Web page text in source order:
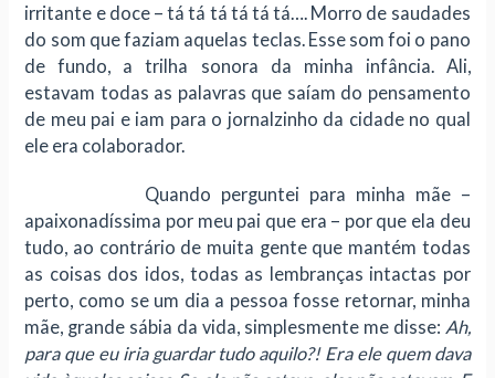
irritante e doce – tá tá tá tá tá tá…. Morro de saudades
do som que faziam aquelas teclas. Esse som foi o pano
de fundo, a trilha sonora da minha infância. Ali,
estavam todas as palavras que saíam do pensamento
de meu pai e iam para o jornalzinho da cidade no qual
ele era colaborador.
Quando perguntei para minha mãe –
apaixonadíssima por meu pai que era – por que ela deu
tudo, ao contrário de muita gente que mantém todas
as coisas dos idos, todas as lembranças intactas por
perto, como se um dia a pessoa fosse retornar, minha
mãe, grande sábia da vida, simplesmente me disse: Ah,
para que eu iria guardar tudo aquilo?! Era ele quem dava